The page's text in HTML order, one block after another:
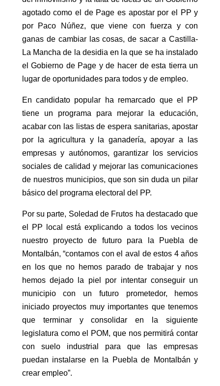
agotado como el de Page es apostar por el PP y
por Paco Núñez, que viene con fuerza y con
ganas de cambiar las cosas, de sacar a Castilla-
La Mancha de la desidia en la que se ha instalado
el Gobierno de Page y de hacer de esta tierra un
lugar de oportunidades para todos y de empleo.
En candidato popular ha remarcado que el PP
tiene un programa para mejorar la educación,
acabar con las listas de espera sanitarias, apostar
por la agricultura y la ganadería, apoyar a las
empresas y autónomos, garantizar los servicios
sociales de calidad y mejorar las comunicaciones
de nuestros municipios, que son sin duda un pilar
básico del programa electoral del PP.
Por su parte, Soledad de Frutos ha destacado que
el PP local está explicando a todos los vecinos
nuestro proyecto de futuro para la Puebla de
Montalbán, “contamos con el aval de estos 4 años
en los que no hemos parado de trabajar y nos
hemos dejado la piel por intentar conseguir un
municipio con un futuro prometedor, hemos
iniciado proyectos muy importantes que tenemos
que terminar y consolidar en la siguiente
legislatura como el POM, que nos permitirá contar
con suelo industrial para que las empresas
puedan instalarse en la Puebla de Montalbán y
crear empleo”.